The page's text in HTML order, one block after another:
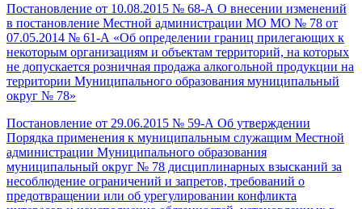
Постановление от 10.08.2015 № 68-А О внесении изменений
в постановление Местной администрации МО МО № 78 от
07.05.2014 № 61-А «Об определении границ прилегающих к
некоторым организациям и объектам территорий, на которых
не допускается розничная продажа алкогольной продукции на
территории Муниципального образования муниципальный
округ № 78»
Постановление от 29.06.2015 № 59-А Об утверждении
Порядка применения к муниципальным служащим Местной
администрации Муниципального образования
муниципальный округ № 78 дисциплинарных взысканий за
несоблюдение ограничений и запретов, требований о
предотвращении или об урегулировании конфликта